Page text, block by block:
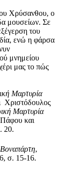
Χρύσανθου, ο
μουσείων. Σε
του
ενώ η φάρσα
μνημείου
μας το πώς
Μαρτυρία
Χριστόδουλος
Μαρτυρία
και
20.
,
σ. 15-16.